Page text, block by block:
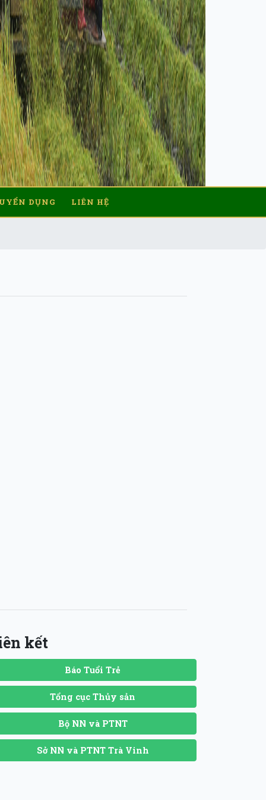
DỤNG LIÊN HỆ
kết
Báo Tuổi Trẻ
Tổng cục Thủy sản
Bộ NN và PTNT
Sở NN và PTNT Trà Vinh